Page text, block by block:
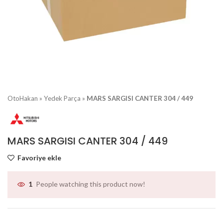
OtoHakan » Yedek Parça » MARS SARGISI CANTER 304 / 449
MARS SARGISI CANTER 304 / 449
Favoriye ekle
1 People watching this product now!